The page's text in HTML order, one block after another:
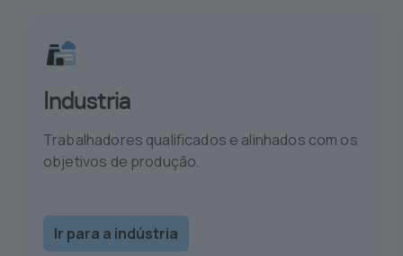
Industria
Trabalhadores qualificados e alinhados com os
objetivos de produção.
Ir para a indústria